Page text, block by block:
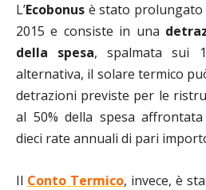
L’Ecobonus è stato prolungato
2015 e consiste in una
della spesa, spalmata sui
alternativa, il solare termico
detrazioni previste per le
al 50% della spesa
dieci rate annuali di pari
Il Conto Termico, invece, è